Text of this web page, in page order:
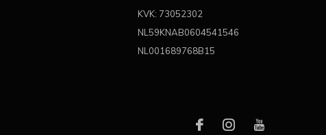
KVK: 73052302
NL59KNAB0604541546
NL001689768B15